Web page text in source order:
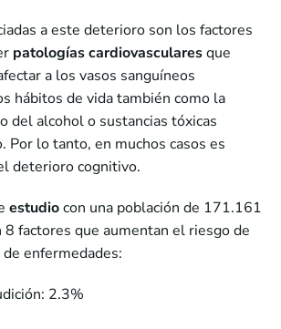
a este deterioro son los factores
patologías cardiovascularesque
a los vasos sanguíneos
hábitos de vida también como la
del alcohol o sustancias tóxicas
Por lo tanto, en muchos casos es
deterioro cognitivo.
estudiocon una población de 171.161
8 factores que aumentan el riesgo de
enfermedades:
2.3%